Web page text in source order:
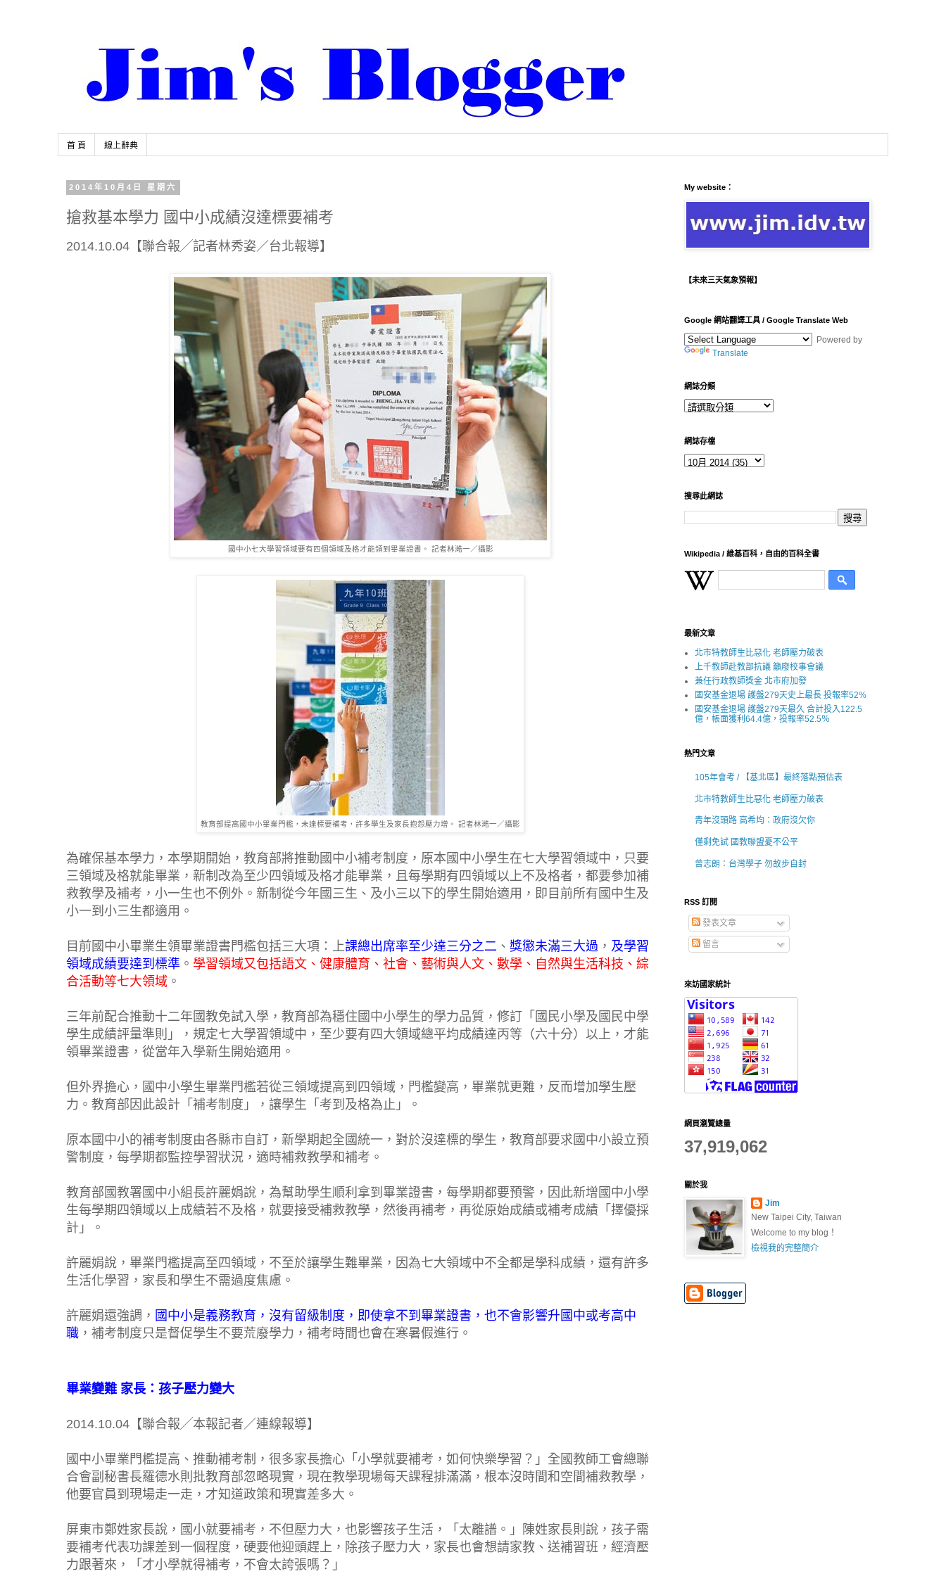
首 頁 線上辭典
2014年10月4日 星期六
搶救基本學力 國中小成績沒達標要補考
2014.10.04【聯合報╱記者林秀姿／台北報導】
國中小七大學習領域要有四個領域及格才能領到畢業證書。 記者林澔一／攝影
教育部提高國中小畢業門檻，未達標要補考，許多學生及家長抱怨壓力增。 記者林澔一／攝影
為確保基本學力，本學期開始，教育部將推動國中小補考制度，原本國中小學生在七大學習領域中，只要
三領域及格就能畢業，新制改為至少四領域及格才能畢業，且每學期有四領域以上不及格者，都要參加補
救教學及補考，小一生也不例外。新制從今年國三生、及小三以下的學生開始適用，即目前所有國中生及
小一到小三生都適用。
目前國中小畢業生領畢業證書門檻包括三大項：上課總出席率至少達三分之二 、 獎懲未滿三大過 ， 及學習
領域成績要達到標準 。 學習領域又包括語文、健康體育、社會、藝術與人文、數學、自然與生活科技、綜
合活動等七大領域 。
三年前配合推動十二年國教免試入學，教育部為穩住國中小學生的學力品質，修訂「國民小學及國民中學
學生成績評量準則」，規定七大學習領域中，至少要有四大領域總平均成績達丙等（六十分）以上，才能
領畢業證書，從當年入學新生開始適用。
但外界擔心，國中小學生畢業門檻若從三領域提高到四領域，門檻變高，畢業就更難，反而增加學生壓
力。教育部因此設計「補考制度」，讓學生「考到及格為止」。
原本國中小的補考制度由各縣市自訂，新學期起全國統一，對於沒達標的學生，教育部要求國中小設立預
警制度，每學期都監控學習狀況，適時補救教學和補考。
教育部國教署國中小組長許麗娟說，為幫助學生順利拿到畢業證書，每學期都要預警，因此新增國中小學
生每學期四領域以上成績若不及格，就要接受補救教學，然後再補考，再從原始成績或補考成績「擇優採
計」。
許麗娟說，畢業門檻提高至四領域，不至於讓學生難畢業，因為七大領域中不全都是學科成績，還有許多
生活化學習，家長和學生不需過度焦慮。
許麗娟還強調， 國中小是義務教育，沒有留級制度，即使拿不到畢業證書，也不會影響升國中或考高中
職 ，補考制度只是督促學生不要荒廢學力，補考時間也會在寒暑假進行。
畢業變難 家長：孩子壓力變大
2014.10.04【聯合報╱本報記者／連線報導】
國中小畢業門檻提高、推動補考制，很多家長擔心「小學就要補考，如何快樂學習？」全國教師工會總聯
合會副秘書長羅德水則批教育部忽略現實，現在教學現場每天課程排滿滿，根本沒時間和空間補救教學，
他要官員到現場走一走，才知道政策和現實差多大。
屏東市鄭姓家長說，國小就要補考，不但壓力大，也影響孩子生活，「太離譜。」陳姓家長則說，孩子需
要補考代表功課差到一個程度，硬要他迎頭趕上，除孩子壓力大，家長也會想請家教、送補習班，經濟壓
力跟著來，「才小學就得補考，不會太誇張嗎？」
My website：
【未來三天氣象預報】
Google 網站翻譯工具 / Google Translate Web
Powered by
Translate
網誌分類
網誌存檔
搜尋此網誌
Wikipedia / 維基百科，自由的百科全書
最新文章
北市特教師生比惡化 老師壓力破表
上千教師赴教部抗議 籲廢校事會議
兼任行政教師獎金 北市府加發
國安基金退場 護盤279天史上最長 投報率52%
國安基金退場 護盤279天最久 合計投入122.5
億，帳面獲利64.4億，投報率52.5％
熱門文章
105年會考 / 【基北區】最終落點預估表
北市特教師生比惡化 老師壓力破表
青年沒頭路 高希均：政府沒欠你
僅剩免試 國教聯盟憂不公平
曾志朗：台灣學子 勿故步自封
RSS 訂閱
發表文章
留言
來訪國家統計
網頁瀏覽總量
37,919,062
關於我
Jim
New Taipei City, Taiwan
Welcome to my blog！
檢視我的完整簡介